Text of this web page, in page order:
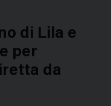
di Lila e
per
da